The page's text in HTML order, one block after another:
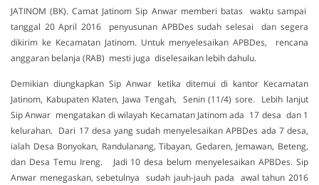
JATINOM (BK). Camat Jatinom Sip Anwar memberi batas waktu sampai
tanggal 20 April 2016 penyusunan APBDes sudah selesai dan segera
dikirim ke Kecamatan Jatinom. Untuk menyelesaikan APBDes, rencana
anggaran belanja (RAB) mesti juga diselesaikan lebih dahulu.
Demikian diungkapkan Sip Anwar ketika ditemui di kantor Kecamatan
Jatinom, Kabupaten Klaten, Jawa Tengah, Senin (11/4) sore. Lebih lanjut
Sip Anwar mengatakan di wilayah Kecamatan Jatinom ada 17 desa dan 1
kelurahan. Dari 17 desa yang sudah menyelesaikan APBDes ada 7 desa,
ialah Desa Bonyokan, Randulanang, Tibayan, Gedaren, Jemawan, Beteng,
dan Desa Temu Ireng. Jadi 10 desa belum menyelesaikan APBDes. Sip
Anwar menegaskan, sebetulnya sudah jauh-jauh pada awal tahun 2016